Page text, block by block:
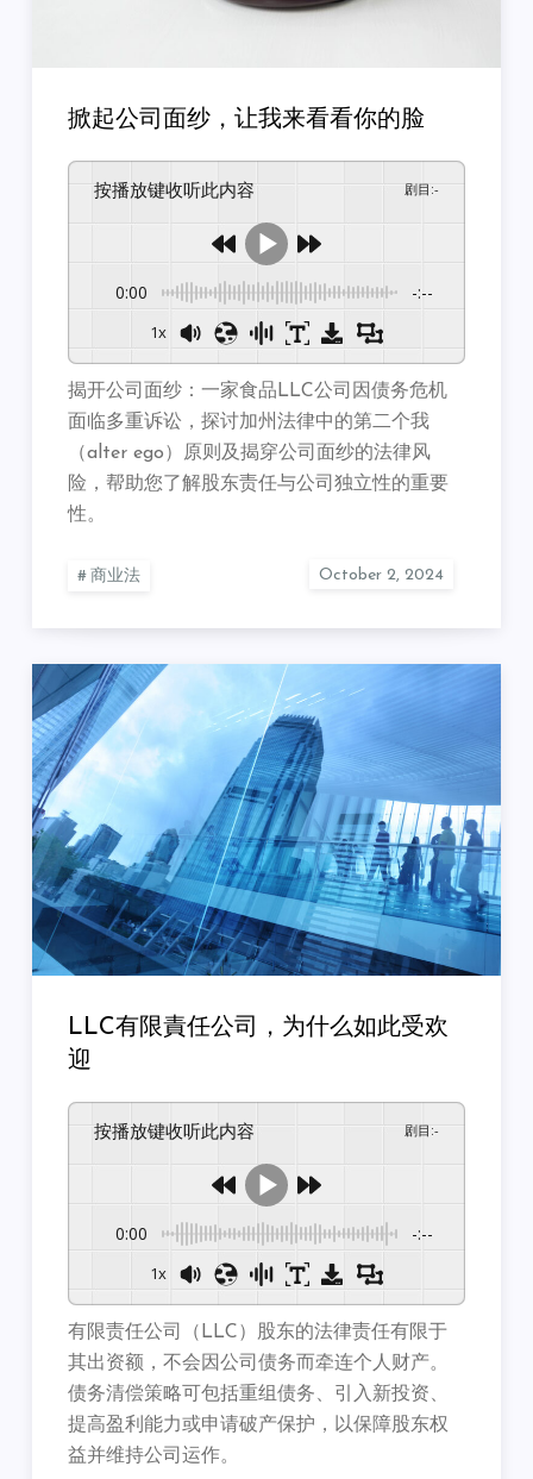
掀起公司面纱，让我来看看你的脸
按播放键收听此内容 剧目 :-
0:00 -:--
1x
揭开公司面纱：一家食品LLC公司因债务危机
面临多重诉讼，探讨加州法律中的第二个我
（alter ego）原则及揭穿公司面纱的法律风
险，帮助您了解股东责任与公司独立性的重要
性。
商业法
LLC有限責任公司，为什么如此受欢
迎
按播放键收听此内容 剧目 :-
0:00 -:--
1x
有限责任公司（LLC）股东的法律责任有限于
其出资额，不会因公司债务而牵连个人财产。
债务清偿策略可包括重组债务、引入新投资、
提高盈利能力或申请破产保护，以保障股东权
益并维持公司运作。